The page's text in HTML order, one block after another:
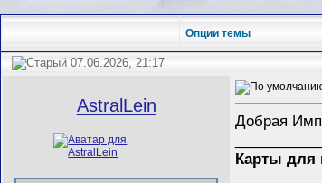
Опции темы
07.06.2026, 21:17
AstralLein
Добрая
Карты для